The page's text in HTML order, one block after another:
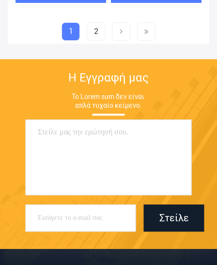
1 2
Η Εγγραφή μας
Το Lorem sum δεν είναι
απλά τυχαίο κείμενο.
Στείλε